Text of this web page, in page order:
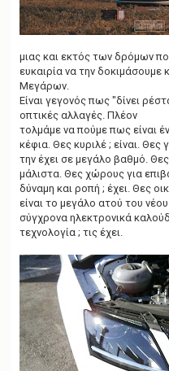
μιας και εκτός των δρόμων
ευκαιρία να την
Μεγάρων.
Είναι γεγονός πως "δίνει
οπτικές αλλαγές. Πλέον
τολμάμε να πούμε πως είναι
κέφια. Θες κυριλέ ; είναι. Θες
την έχει σε μεγάλο βαθμό.
μάλιστα. Θες χώρους για
δύναμη και ροπή ; έχει. Θες
είναι το μεγάλο ατού του
σύγχρονα ηλεκτρονικά
τεχνολογία ; τις έχει.